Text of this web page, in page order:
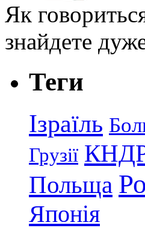
Як
знайдете
Теги
Ізраїль
Грузії
Польща
Японія